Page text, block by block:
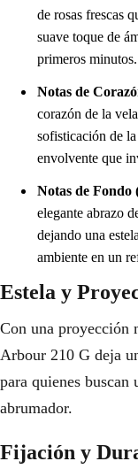
de rosas frescas
suave toque de
primeros minutos.
Notas de
corazón de la
sofisticación de
envolvente que
Notas de
elegante abrazo
dejando una
ambiente en un
Estela y
Con una proyección
Arbour 210 G deja
para quienes buscan
abrumador.
Fijación y